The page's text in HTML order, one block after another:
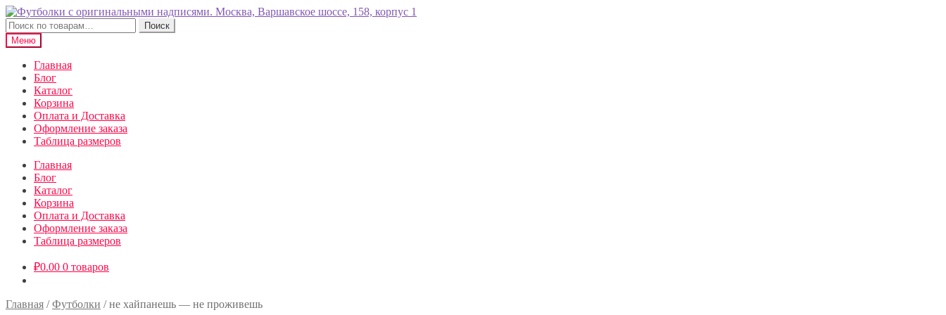
Перейти
к
навигации
Перейти
к
содержимому
Искать:
Поиск
Меню
Главная
Блог
Каталог
Корзина
Оплата и Доставка
Оформление заказа
Таблица размеров
Главная
Блог
Каталог
Корзина
Оплата и Доставка
Оформление заказа
Таблица размеров
₽0.00 0 товаров
Главная /Футболки /не хайпанешь — не проживешь